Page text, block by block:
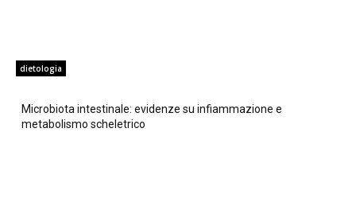
dietologia
Microbiota intestinale: evidenze su infiammazione e
metabolismo scheletrico